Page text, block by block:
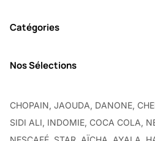
Catégories
Nos Sélections
CHOPAIN, JAOUDA, DANONE,
SIDI ALI, INDOMIE, COCA COLA,